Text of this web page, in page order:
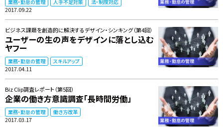
業務・勤怠の管理 人手不足対策 法・制度対応
2017.09.22
ビジネス課題を創造的に解決するデザイン・シンキング（第4回）
ユーザーの生の声をデザインに落とし込む
ヤフー
業務・勤怠の管理 スキルアップ
2017.04.11
Biz Clip調査レポート（第5回）
企業の働き方意識調査「長時間労働」
業務・勤怠の管理 働き方改革
2017.03.17